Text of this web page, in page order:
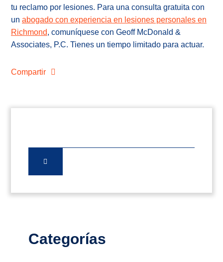
tu reclamo por lesiones. Para una consulta gratuita con
un abogado con experiencia en lesiones personales en
Richmond, comuníquese con Geoff McDonald &
Associates, P.C. Tienes un tiempo limitado para actuar.
Compartir
Categorías